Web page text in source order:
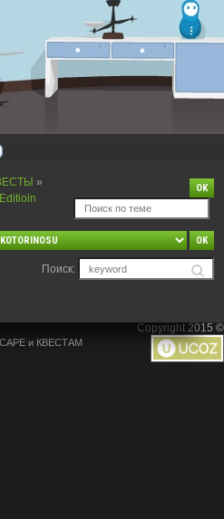
»
Поиск:
и КВЕСТАМ
Copyright 2015 ©